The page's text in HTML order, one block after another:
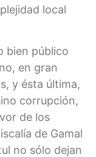
local
bien público
en gran
y ésta última,
corrupción,
de los
de Gamal
no sólo dejan